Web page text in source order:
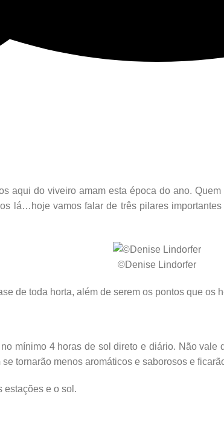
aqui do viveiro amam esta época do ano.
lá…hoje vamos falar de três pilares
©Denise Lindorfer
de toda horta, além de serem os pontos que os
mínimo 4 horas de sol direto e diário. Não
tornarão menos aromáticos e saborosos e
estações e o sol.